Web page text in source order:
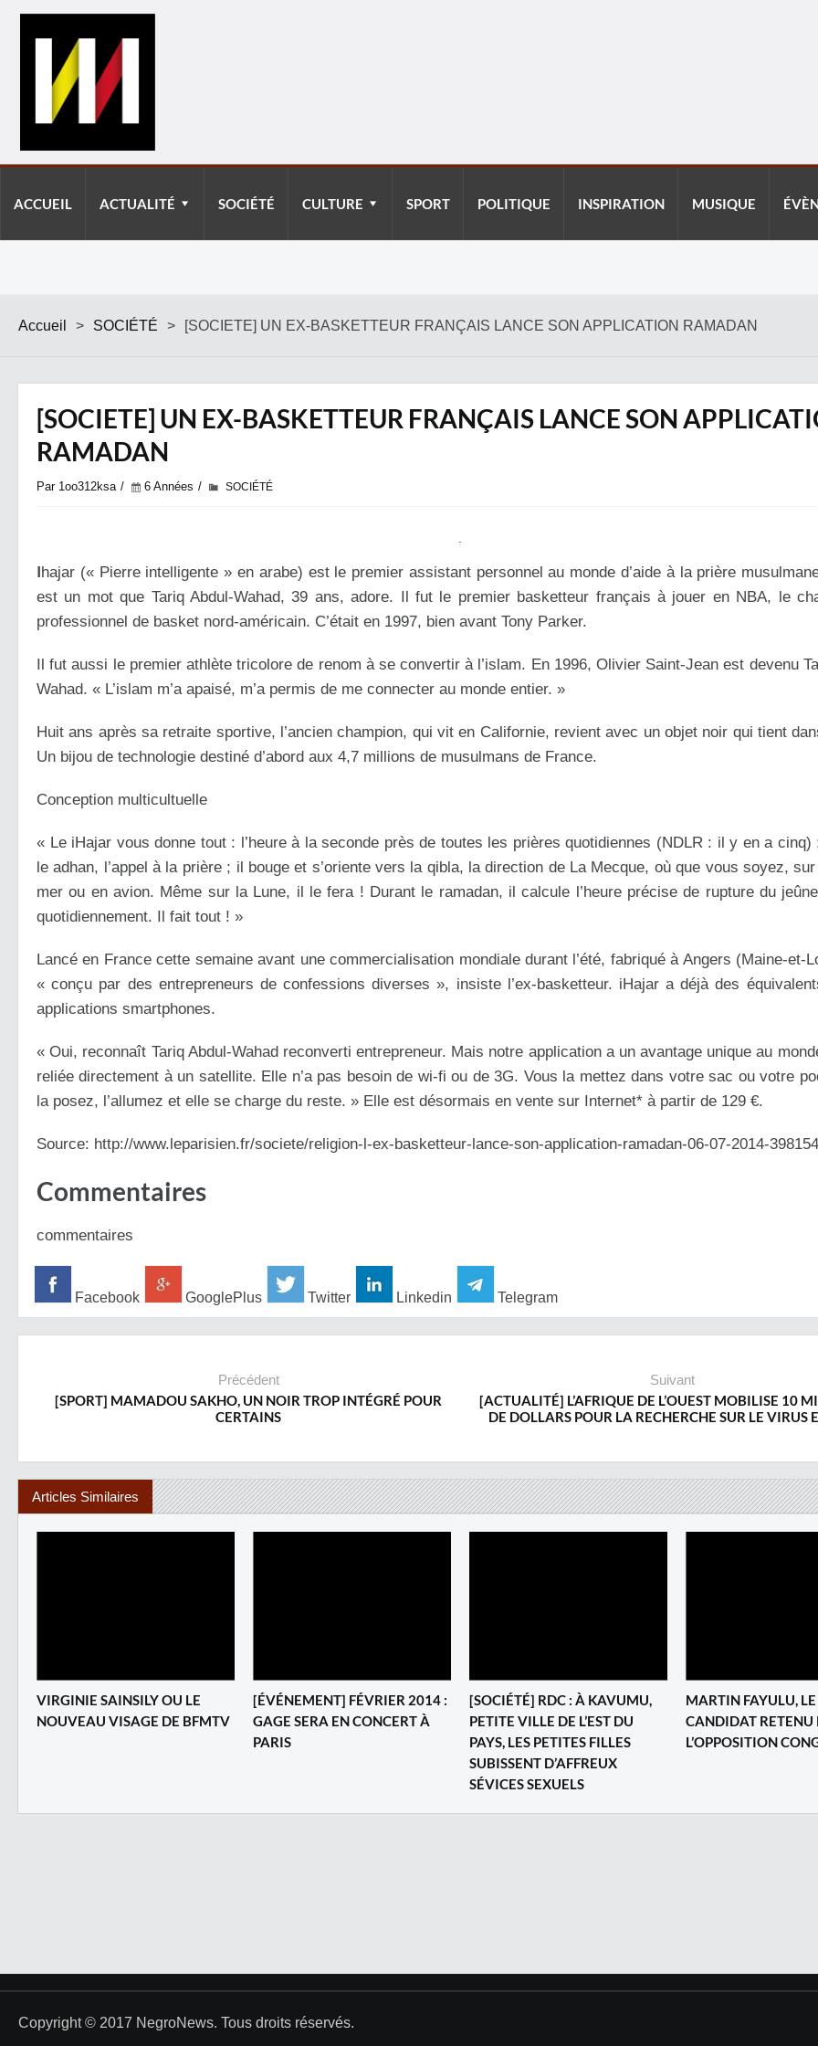
ACCUEIL ACTUALITÉ SOCIÉTÉ CULTURE SPORT POLITIQUE INSPIRATION MUSIQUE
Accueil > SOCIÉTÉ > [SOCIETE] UN EX-BASKETTEUR FRANÇAIS LANCE SON APPLICATION RAMADAN
[SOCIETE] UN EX-BASKETTEUR FRANÇAIS LANCE SON
RAMADAN
Par 1oo312ksa 6 Années SOCIÉTÉ
Ihajar (« Pierre intelligente » en arabe) est le premier assistant personnel au monde d’aide à la prière
est un mot que Tariq Abdul-Wahad, 39 ans, adore. Il fut le premier basketteur français à jouer en NBA, le
professionnel de basket nord-américain. C’était en 1997, bien avant Tony Parker.
Il fut aussi le premier athlète tricolore de renom à se convertir à l’islam. En 1996, Olivier Saint-Jean est devenu
Wahad. « L’islam m’a apaisé, m’a permis de me connecter au monde entier. »
Huit ans après sa retraite sportive, l’ancien champion, qui vit en Californie, revient avec un objet noir qui tient
Un bijou de technologie destiné d’abord aux 4,7 millions de musulmans de France.
Conception multicultuelle
« Le iHajar vous donne tout : l’heure à la seconde près de toutes les prières quotidiennes (NDLR : il y en a cinq)
le adhan, l’appel à la prière ; il bouge et s’oriente vers la qibla, la direction de La Mecque, où que vous soyez,
mer ou en avion. Même sur la Lune, il le fera ! Durant le ramadan, il calcule l’heure précise de rupture du
quotidiennement. Il fait tout ! »
Lancé en France cette semaine avant une commercialisation mondiale durant l’été, fabriqué à Angers (Maine-et-
« conçu par des entrepreneurs de confessions diverses », insiste l’ex-basketteur. iHajar a déjà des
applications smartphones.
« Oui, reconnaît Tariq Abdul-Wahad reconverti entrepreneur. Mais notre application a un avantage unique au
reliée directement à un satellite. Elle n’a pas besoin de wi-fi ou de 3G. Vous la mettez dans votre sac ou votre
la posez, l’allumez et elle se charge du reste. » Elle est désormais en vente sur Internet* à partir de 129 €.
Source: http://www.leparisien.fr/societe/religion-l-ex-basketteur-lance-son-application-ramadan-06-07-2014-
Commentaires
commentaires
Facebook GooglePlus Twitter Linkedin Telegram
Précédent
[SPORT] MAMADOU SAKHO, UN NOIR TROP INTÉGRÉ POUR
CERTAINS
Suivant
[ACTUALITÉ] L’AFRIQUE DE L’OUEST MOBILISE 10
DE DOLLARS POUR LA RECHERCHE SUR LE VIRUS
Articles Similaires
VIRGINIE SAINSILY OU LE
NOUVEAU VISAGE DE BFMTV
[ÉVÉNEMENT] FÉVRIER 2014 :
GAGE SERA EN CONCERT À
PARIS
[SOCIÉTÉ] RDC : À KAVUMU,
PETITE VILLE DE L’EST DU
PAYS, LES PETITES FILLES
SUBISSENT D’AFFREUX
SÉVICES SEXUELS
MARTIN FAYULU, LE
CANDIDAT RETENU
L’OPPOSITION
Copyright © 2017 NegroNews. Tous droits réservés.